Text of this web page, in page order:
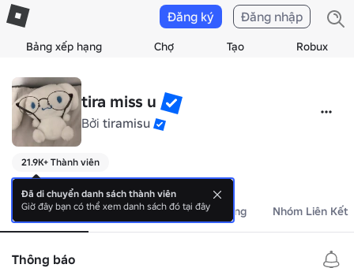
Bảng xếp hạng Chợ Tạo Robux
Đăng ký Đăng nhập
tira miss u
Bởi tiramisu
21.9K+ Thành viên
>,<
Giới Thiệu Sự Kiện Cửa Hàng Nhóm Liên Kết
Thông báo
Đã di chuyển danh sách thành viên
Giờ đây bạn có thể xem danh sách đó tại đây